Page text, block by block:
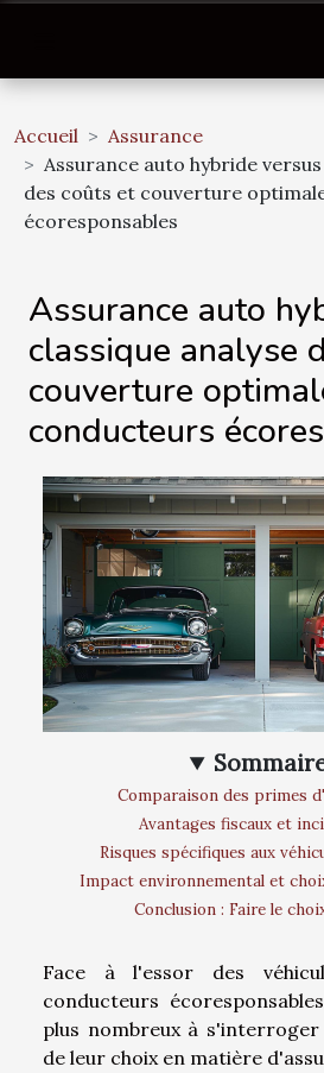
Accueil
Assurance
Assurance auto hybride
des coûts et couverture
écoresponsables
Assurance auto
classique analyse
couverture
conducteurs
Comparaison des primes
Avantages fiscaux et
Risques spécifiques aux
Impact environnemental et
Conclusion : Faire le
Face à l'essor des
conducteurs
plus nombreux à
de leur choix en matière